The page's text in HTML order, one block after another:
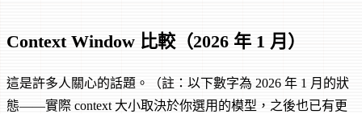
Context Window 比較（2026 年 1 月）
這是許多人關心的話題。（註：以下數字為 2026 年 1 月的狀
態——實際 context 大小取決於你選用的模型，之後也已有更